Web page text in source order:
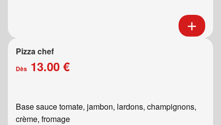
Pizza chef
Dès 13.00 €
Base sauce tomate, jambon, lardons, champignons,
crème, fromage